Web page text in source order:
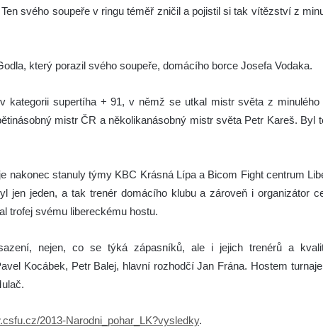
svého soupeře v ringu téměř zničil a pojistil si tak vítězství z
který porazil svého soupeře, domácího borce Josefa Vodaka.
kategorii supertíha + 91, v němž se utkal mistr světa z minulého
mistr ČR a několikanásobný mistr světa Petr Kareš. Byl
nakonec stanuly týmy KBC Krásná Lípa a Bicom Fight centrum
jen jeden, a tak trenér domácího klubu a zároveň i organizátor
trofej svému libereckému hostu.
nejen, co se týká zápasníků, ale i jejich trenérů a
Kocábek, Petr Balej, hlavní rozhodčí Jan Frána. Hostem
2013-Narodni_pohar_LK?vysledky.